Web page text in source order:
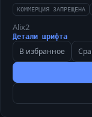
КОММЕРЦИЯ ЗАПРЕЩЕНА
Alix2
Детали шрифта
В избранное